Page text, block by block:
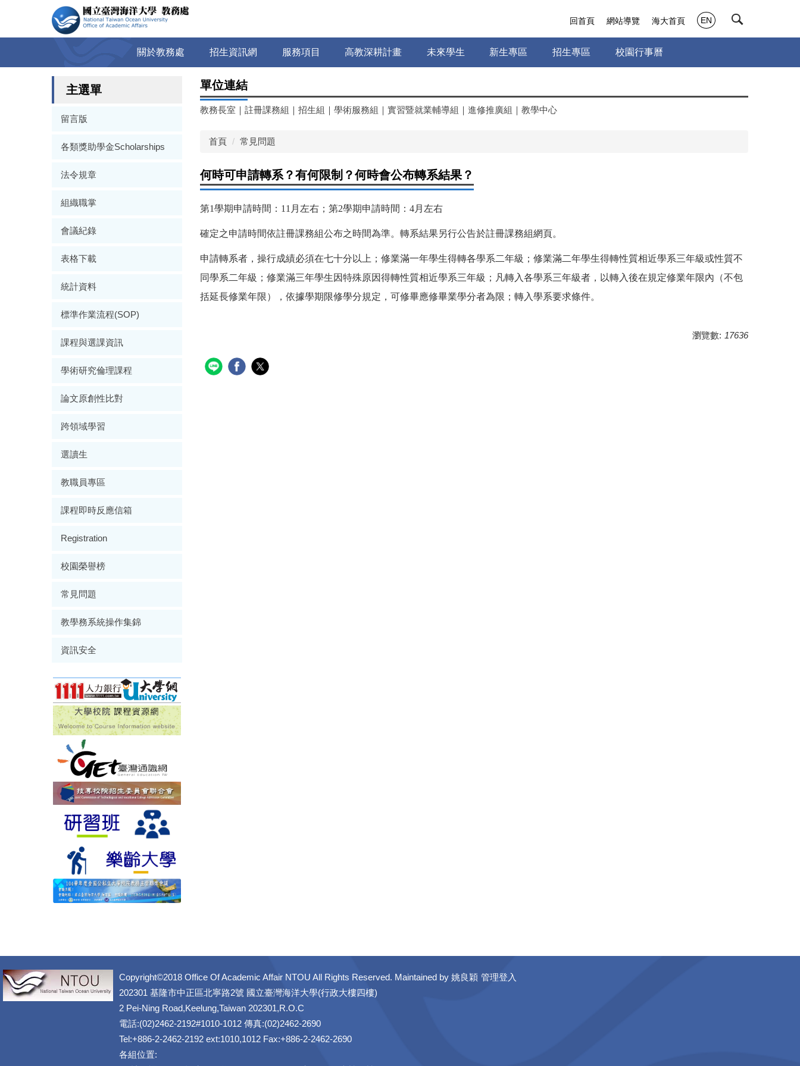
關於教務處 招生資訊網 服務項目 高教深耕計畫 未來學生 新生專區 招生專區 校園行事曆
回首頁 網站導覽 海大首頁 EN
主選單
留言版
各類獎助學金Scholarships
法令規章
組織職掌
會議紀錄
表格下載
統計資料
標準作業流程(SOP)
課程與選課資訊
學術研究倫理課程
論文原創性比對
跨領域學習
選讀生
教職員專區
課程即時反應信箱
Registration
校園榮譽榜
常見問題
教學務系統操作集錦
資訊安全
單位連結
教務長室 ｜ 註冊課務組 ｜ 招生組 ｜ 學術服務組 ｜ 實習暨就業輔導組 ｜ 進修推廣組 ｜ 教學中心
首頁 常見問題
何時可申請轉系？有何限制？何時會公布轉系結果？
第1學期申請時間：11月左右； 第2學期申請時間：4月左右
確定之申請時間依註冊課務組公布之時間為準。轉系結果另行公告於註冊課務組網頁。
申請轉系者，操行成績必須在七十分以上；修業滿一年學生得轉各學系二年級；修業滿二年學生得轉性質相近學系三年級或性質不
同學系二年級； 修業滿三年學生因特殊原因得轉性質相近學系三年級；凡轉入各學系三年級者，以轉入後在規定修業年限內（不包
括延長修業年限），依據學期限修學分規定，可修畢應修畢業學分者為限；轉入學系要求條件。
瀏覽數: 17636
Copyright©2018 Office Of Academic Affair NTOU All Rights Reserved. Maintained by 姚良穎 管理登入
202301 基隆市中正區北寧路2號 國立臺灣海洋大學(行政大樓四樓)
2 Pei-Ning Road,Keelung,Taiwan 202301,R.O.C
電話:(02)2462-2192#1010-1012 傳真:(02)2462-2690
Tel:+886-2-2462-2192 ext:1010,1012 Fax:+886-2-2462-2690
各組位置: